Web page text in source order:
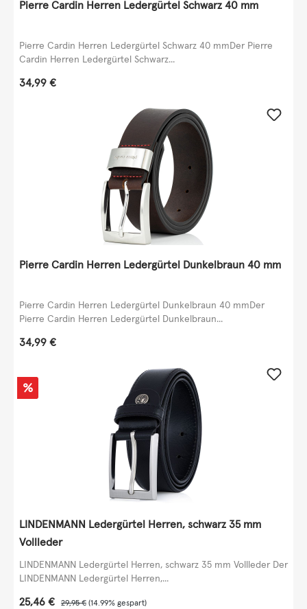
Pierre Cardin Herren Ledergürtel Schwarz 40 mm
Pierre Cardin Herren Ledergürtel Schwarz 40 mmDer Pierre
Cardin Herren Ledergürtel Schwarz...
Regulärer Preis:
34,99 €
Pierre Cardin Herren Ledergürtel Dunkelbraun 40 mm
Pierre Cardin Herren Ledergürtel Dunkelbraun 40 mmDer
Pierre Cardin Herren Ledergürtel Dunkelbraun...
Regulärer Preis:
34,99 €
Rabatt
%
LINDENMANN Ledergürtel Herren, schwarz 35 mm
Vollleder
LINDENMANN Ledergürtel Herren, schwarz 35 mm Vollleder Der
LINDENMANN Ledergürtel Herren,...
Verkaufspreis:
25,46 € Regulärer Preis:
29,95 € (14.99% gespart)